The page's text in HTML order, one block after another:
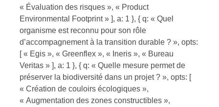
« Évaluation des risques », « Product
Environmental Footprint » ], a: 1 }, { q: « Quel
organisme est reconnu pour son rôle
d’accompagnement à la transition durable ? », opts:
[ « Egis », « Greenflex », « Ineris », « Bureau
Veritas » ], a: 1 }, { q: « Quelle mesure permet de
préserver la biodiversité dans un projet ? », opts: [
« Création de couloirs écologiques »,
« Augmentation des zones constructibles »,